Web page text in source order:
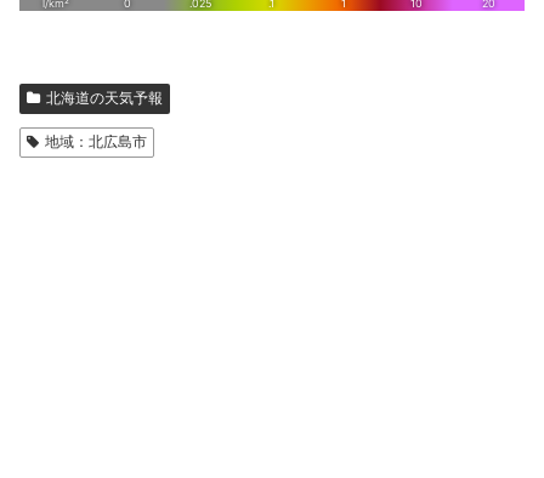
北海道の天気予報
地域：北広島市